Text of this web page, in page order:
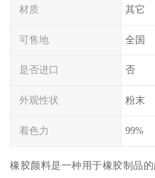
材质 其它
可售地 全国
是否进口 否
外观性状 粉末
着色力 99%
橡胶颜料是一种用于橡胶制品